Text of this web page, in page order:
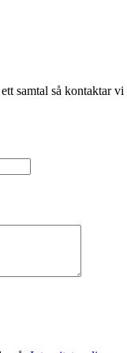
samtal så kontaktar vi